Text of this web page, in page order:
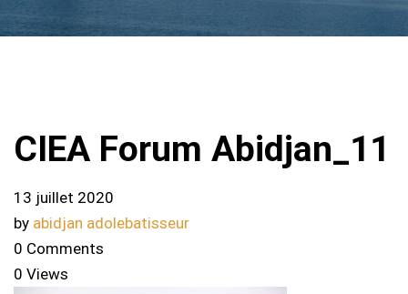
CIEA Forum Abidjan_11
13 juillet 2020
by abidjan adolebatisseur
0 Comments
0 Views